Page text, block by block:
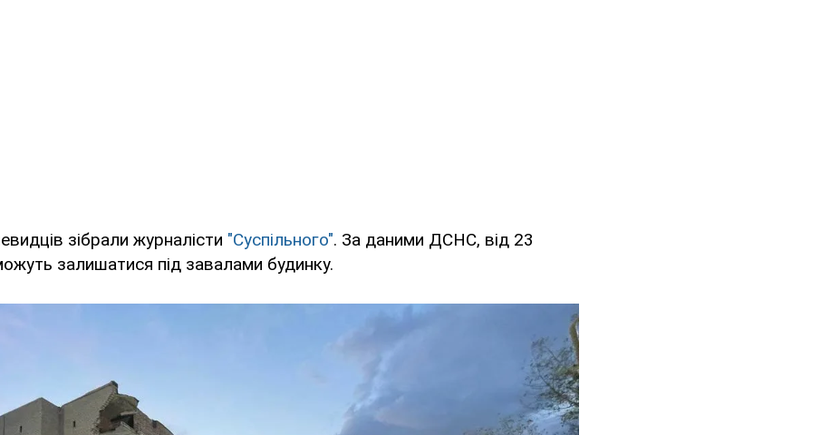
зібрали журналісти "Суспільного". За даними ДСНС, від 23
залишатися під завалами будинку.